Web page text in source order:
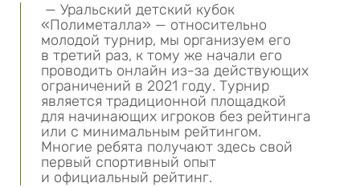
— Уральский детский кубок
«Полиметалла» — относительно
молодой турнир, мы организуем его
в третий раз, к тому же начали его
проводить онлайн из-за действующих
ограничений в 2021 году. Турнир
является традиционной площадкой
для начинающих игроков без рейтинга
или с минимальным рейтингом.
Многие ребята получают здесь свой
первый спортивный опыт
и официальный рейтинг.